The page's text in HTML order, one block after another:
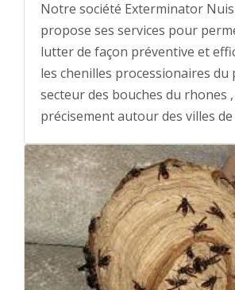
Notre société Exterminator
propose ses services pour
lutter de façon préventive et
les chenilles processionaires du
secteur des bouches du rhones
précisement autour des villes